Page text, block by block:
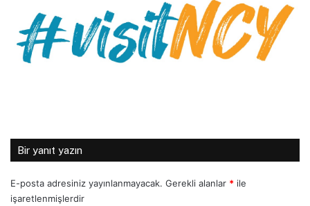
Bir yanıt yazın
E-posta adresiniz yayınlanmayacak. Gerekli alanlar * ile
işaretlenmişlerdir